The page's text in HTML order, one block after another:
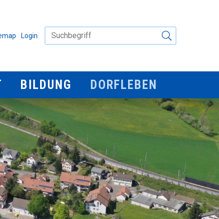
Login Suchbegriff
Suche starten
BILDUNG DORFLEBEN